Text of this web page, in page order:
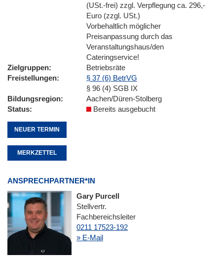
(USt.-frei) zzgl. Verpflegung ca. 296,-
Euro (zzgl. USt.)
Vorbehaltlich möglicher
Preisanpassung durch das
Veranstaltungshaus/den
Cateringservice!
Zielgruppen
Betriebsräte
Freistellungen
§ 37 (6) BetrVG
§ 96 (4) SGB IX
Bildungsregion
Aachen/Düren-Stolberg
Status
Bereits ausgebucht
NEUER TERMIN
MERKZETTEL
ANSPRECHPARTNER*IN
Gary Purcell
Stellvertr.
Fachbereichsleiter
0211 17523-192
» E-Mail